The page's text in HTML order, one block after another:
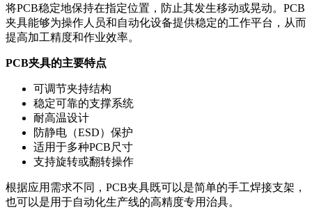
将PCB稳定地保持在指定位置，防止其发生移动或晃动。PCB
夹具能够为操作人员和自动化设备提供稳定的工作平台，从而
提高加工精度和作业效率。
PCB夹具的主要特点
可调节夹持结构
稳定可靠的支撑系统
耐高温设计
防静电（ESD）保护
适用于多种PCB尺寸
支持旋转或翻转操作
根据应用需求不同，PCB夹具既可以是简单的手工焊接支架，
也可以是用于自动化生产线的高精度专用治具。